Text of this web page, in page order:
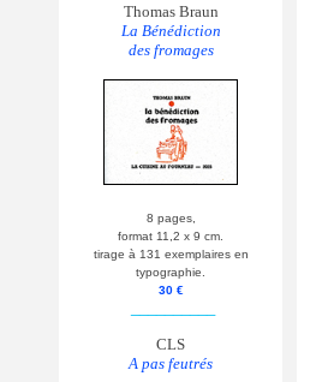
Thomas Braun
La Bénédiction
des fromages
8 pages,
format 11,2 x 9 cm.
tirage à 131 exemplaires en
typographie.
30 €
CLS
A pas feutrés